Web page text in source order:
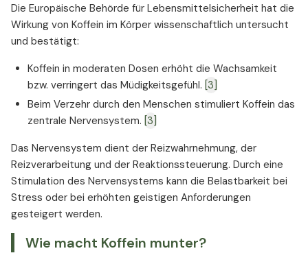
Die Europäische Behörde für Lebensmittelsicherheit hat die
Wirkung von Koffein im Körper wissenschaftlich untersucht
und bestätigt:
Koffein in moderaten Dosen erhöht die Wachsamkeit
bzw. verringert das Müdigkeitsgefühl. [3]
Beim Verzehr durch den Menschen stimuliert Koffein das
zentrale Nervensystem. [3]
Das Nervensystem dient der Reizwahrnehmung, der
Reizverarbeitung und der Reaktionssteuerung. Durch eine
Stimulation des Nervensystems kann die Belastbarkeit bei
Stress oder bei erhöhten geistigen Anforderungen
gesteigert werden.
Wie macht Koffein munter?